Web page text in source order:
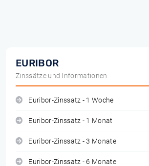
EURIBOR
Zinssätze und Informationen
Euribor-Zinssatz - 1 Woche
Euribor-Zinssatz - 1 Monat
Euribor-Zinssatz - 3 Monate
Euribor-Zinssatz - 6 Monate